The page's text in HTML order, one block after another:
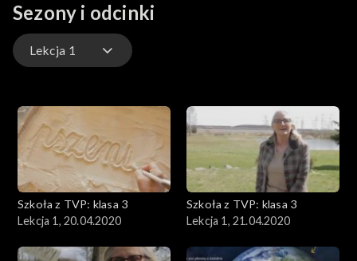
Sezony i odcinki
Lekcja 1
Lekcja 2
Lekcja 3
Szkoła z TVP: klasa 3
Lekcja 1, 20.04.2020
Szkoła z TVP: klasa 3
Lekcja 1, 21.04.2020